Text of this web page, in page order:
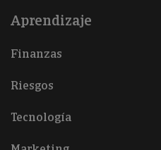
Aprendizaje
Finanzas
Riesgos
Tecnología